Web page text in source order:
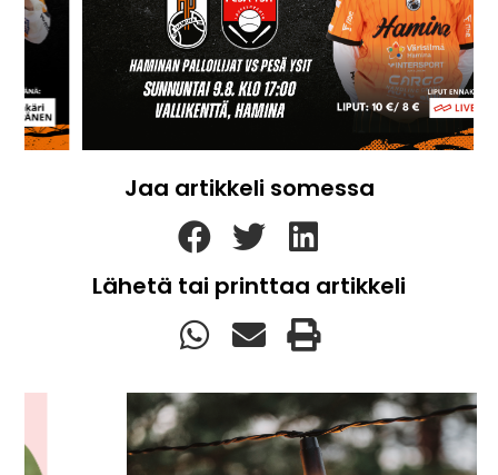
Jaa artikkeli somessa
Lähetä tai printtaa artikkeli